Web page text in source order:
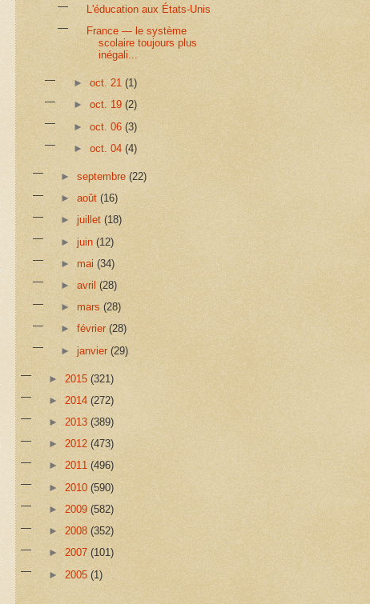
L'éducation aux États-Unis
France — le système
scolaire toujours plus
inégali...
► oct. 21 (1)
► oct. 19 (2)
► oct. 06 (3)
► oct. 04 (4)
►septembre(22)
►août(16)
►juillet(18)
►juin(12)
►mai(34)
►avril(28)
►mars(28)
►février(28)
►janvier(29)
► 2015 (321)
► 2014 (272)
► 2013 (389)
► 2012 (473)
► 2011 (496)
► 2010 (590)
► 2009 (582)
► 2008 (352)
► 2007 (101)
► 2005 (1)